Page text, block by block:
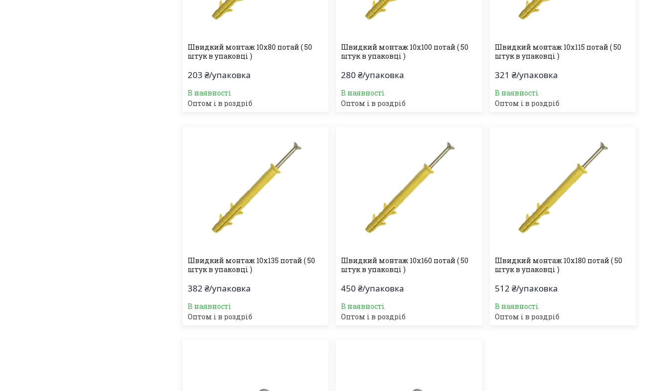
Швидкий монтаж 10х80 потай ( 50
штук в упаковці )
203 ₴/упаковка
В наявності
Оптом і в роздріб
Швидкий монтаж 10х100 потай ( 50
штук в упаковці )
280 ₴/упаковка
В наявності
Оптом і в роздріб
Швидкий монтаж 10х115 потай ( 50
штук в упаковці )
321 ₴/упаковка
В наявності
Оптом і в роздріб
Швидкий монтаж 10х135 потай ( 50
штук в упаковці )
382 ₴/упаковка
В наявності
Оптом і в роздріб
Швидкий монтаж 10х160 потай ( 50
штук в упаковці )
450 ₴/упаковка
В наявності
Оптом і в роздріб
Швидкий монтаж 10х180 потай ( 50
штук в упаковці )
512 ₴/упаковка
В наявності
Оптом і в роздріб